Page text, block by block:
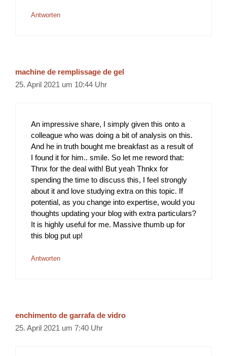
Antworten
machine de remplissage de gel
25. April 2021 um 10:44 Uhr
An impressive share, I simply given this onto a
colleague who was doing a bit of analysis on this.
And he in truth bought me breakfast as a result of
I found it for him.. smile. So let me reword that:
Thnx for the deal with! But yeah Thnkx for
spending the time to discuss this, I feel strongly
about it and love studying extra on this topic. If
potential, as you change into expertise, would you
thoughts updating your blog with extra particulars?
It is highly useful for me. Massive thumb up for
this blog put up!
Antworten
enchimento de garrafa de vidro
25. April 2021 um 7:40 Uhr